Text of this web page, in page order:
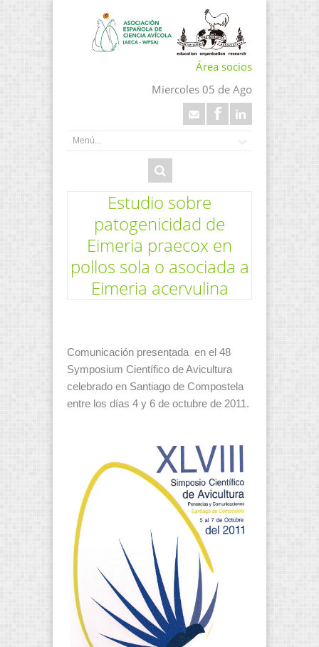
Área socios
Miercoles 05 de Ago
Estudio sobre
patogenicidad de
Eimeria praecox en
pollos sola o asociada a
Eimeria acervulina
Comunicación presentada en el 48
Symposium Científico de Avicultura
celebrado en Santiago de Compostela
entre los días 4 y 6 de octubre de 2011.